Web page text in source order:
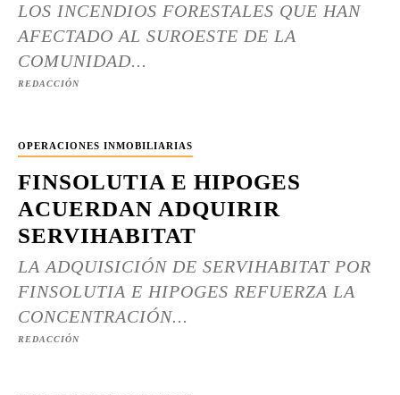
LOS INCENDIOS FORESTALES QUE HAN
AFECTADO AL SUROESTE DE LA
COMUNIDAD...
REDACCIÓN
OPERACIONES INMOBILIARIAS
FINSOLUTIA E HIPOGES
ACUERDAN ADQUIRIR
SERVIHABITAT
LA ADQUISICIÓN DE SERVIHABITAT POR
FINSOLUTIA E HIPOGES REFUERZA LA
CONCENTRACIÓN...
REDACCIÓN